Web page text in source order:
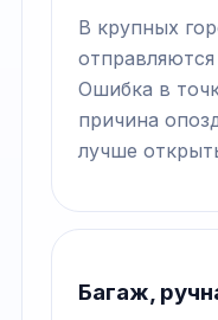
В крупных
Ошибка в
причина
лучше
Багаж,